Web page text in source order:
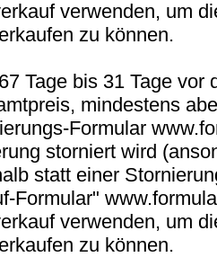
verwenden, um
zu können.
Tage bis 31 Tage vor
mindestens
Formular
storniert wird
statt einer
Formular"
verwenden, um
zu können.